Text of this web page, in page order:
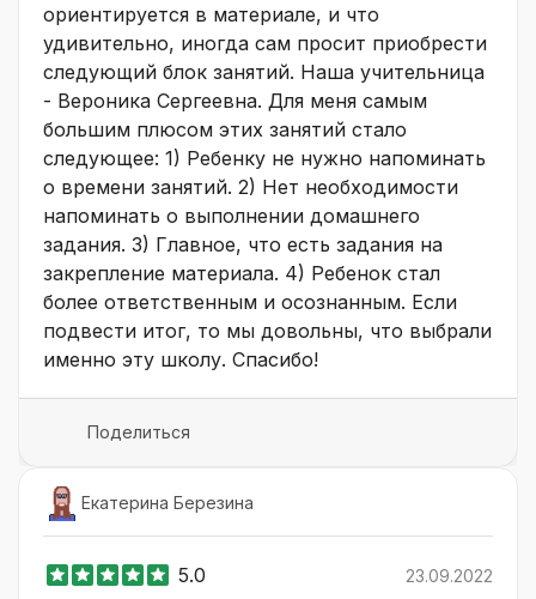
ориентируется в материале, и что
удивительно, иногда сам просит приобрести
следующий блок занятий. Наша учительница
- Вероника Сергеевна. Для меня самым
большим плюсом этих занятий стало
следующее: 1) Ребенку не нужно напоминать
о времени занятий. 2) Нет необходимости
напоминать о выполнении домашнего
задания. 3) Главное, что есть задания на
закрепление материала. 4) Ребенок стал
более ответственным и осознанным. Если
подвести итог, то мы довольны, что выбрали
именно эту школу. Спасибо!
Поделиться
Екатерина Березина
5.0 23.09.2022